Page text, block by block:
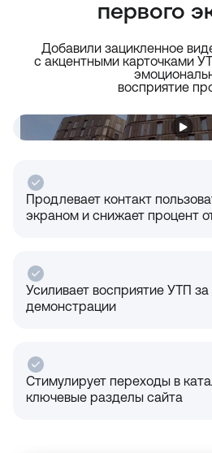
первого
Добавили зацикленное
с акцентными карточками
восприятие
Продлевает контакт
экраном и снижает процент
Усиливает восприятие УТП за
демонстрации
Стимулирует переходы в
ключевые разделы сайта